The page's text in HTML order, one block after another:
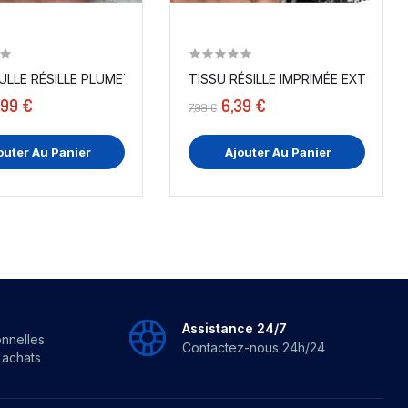
RÉSILLE PLUMETIS RAIDE BLANC LYCRA...
€
Au Panier
TISSU RÉSILLE IMPRIMÉE
7,99 € 6,39 €
Ajouter Au Panier
Assistance 24/7
Contactez-nous 24h/24